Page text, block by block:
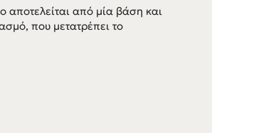
αποτελείται από μία βάση και
που μετατρέπει το